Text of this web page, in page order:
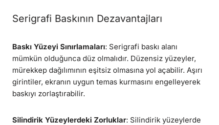
Serigrafi Baskının Dezavantajları
Baskı Yüzeyi Sınırlamaları: Serigrafi baskı alanı
mümkün olduğunca düz olmalıdır. Düzensiz yüzeyler,
mürekkep dağılımının eşitsiz olmasına yol açabilir. Aşırı
girintiler, ekranın uygun temas kurmasını engelleyerek
baskıyı zorlaştırabilir.
Silindirik Yüzeylerdeki Zorluklar: Silindirik yüzeylerde